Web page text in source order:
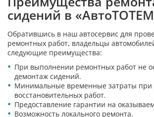
сидений в
Обратившись в наш автосервис для
ремонтных работ, владельцы
следующие преимущества:
При выполнении ремонтных работ не
демонтаж сидений.
Минимальные временные затраты
восстановительных работ.
Предоставление гарантии на
Возможность локального ремонта.